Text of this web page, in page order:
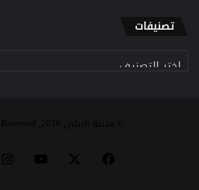
تصنيفات
تصنيفات
© مدينة الرياض 2026, All Rights Reserved
فيسبوك ‫YouTube